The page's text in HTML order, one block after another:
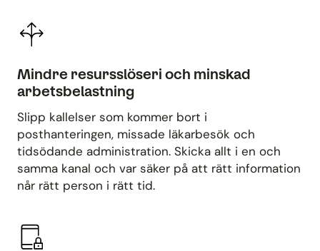
Mindre resursslöseri och minskad
arbetsbelastning
Slipp kallelser som kommer bort i
posthanteringen, missade läkarbesök och
tidsödande administration. Skicka allt i en och
samma kanal och var säker på att rätt information
når rätt person i rätt tid.